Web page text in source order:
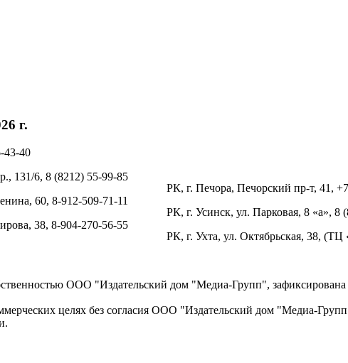
г.
43-40
РК, г. Печора, Печорский пр-т, 41,
РК, г. Усинск, ул. Парковая, 8 «а», 8
РК, г. Ухта, ул. Октябрьская, 38, (ТЦ
131/6, 8 (8212) 55-99-85
60, 8-912-509-71-11
38, 8-904-270-56-55
ООО "Издательский дом "Медиа-Групп", зафиксирована
целях без согласия ООО "Издательский дом "Медиа-